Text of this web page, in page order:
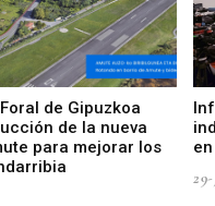
de Gipuzkoa
de la nueva
para mejorar los